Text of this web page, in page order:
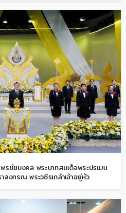
รชัยมงคล พระบาทสมเด็จพระปรเมน
ลงกรณ พระวชิรเกล้าเจ้าอยู่หัว